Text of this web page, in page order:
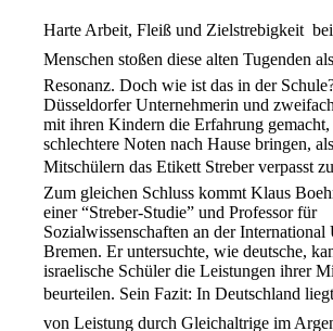
Harte Arbeit, Fleiß und Zielstrebigkeit 
Menschen stoßen diese alten Tugenden
Resonanz. Doch wie ist das in der
Düsseldorfer Unternehmerin und
mit ihren Kindern die Erfahrung gemacht,
schlechtere Noten nach Hause bringen,
Mitschülern das Etikett Streber verpasst
Zum gleichen Schluss kommt Klaus
einer “Streber-Studie” und Professor für
Sozialwissenschaften an der
Bremen. Er untersuchte, wie deutsche,
israelische Schüler die Leistungen ihrer
beurteilen. Sein Fazit: In Deutschland
von Leistung durch Gleichaltrige im